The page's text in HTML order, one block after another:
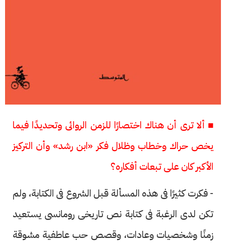
■ ألا ترى أن هناك اختصارًا للزمن الروائى وتحديدًا فيما
يخص حراك وخطاب وظلال فكر «ابن رشد» وأن التركيز
الأكبر كان على تبعات أفكاره؟
- فكرت كثيرًا فى هذه المسألة قبل الشروع فى الكتابة، ولم
تكن لدى الرغبة فى كتابة نص تاريخى رومانسى يستعيد
زمنًا وشخصيات وعادات، وقصص حب عاطفية مشوقة